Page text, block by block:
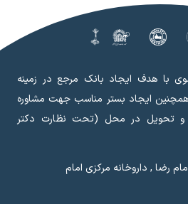
با هدف ایجاد بانک مرجع در زمینه
ایجاد بستر مناسب جهت مشاوره
و تحویل در محل (تحت نظارت دکتر
رضا , داروخانه مرکزی امام